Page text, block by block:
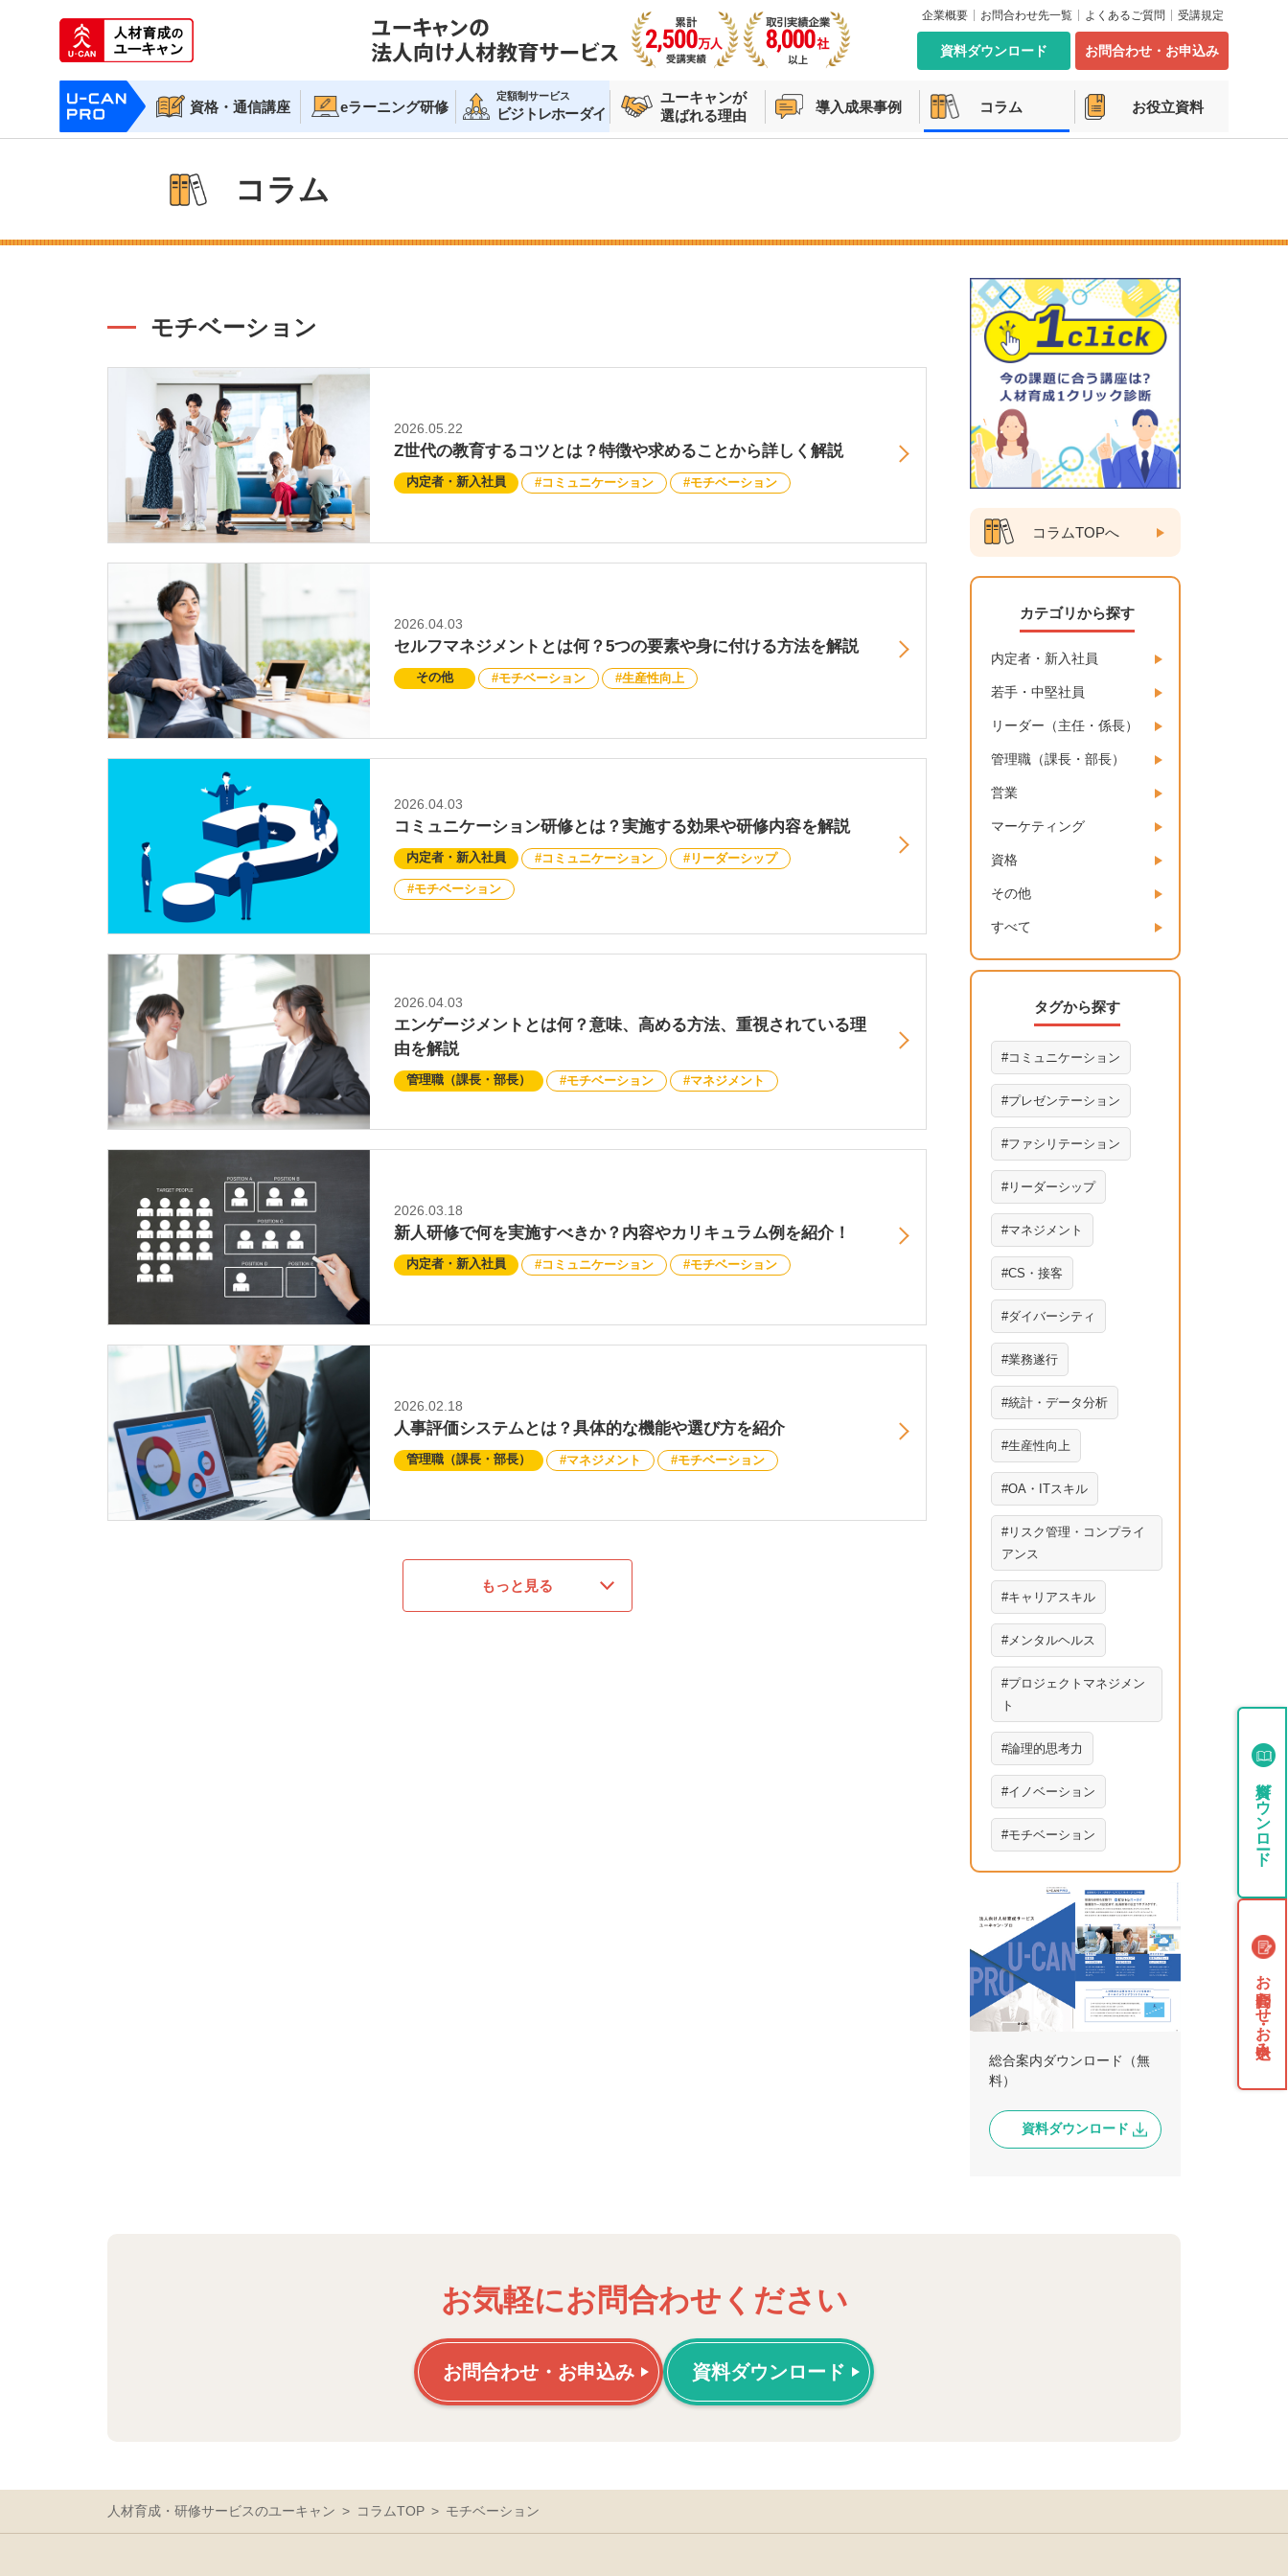
企業概要 お問合わせ先一覧 よくあるご質問 受講規定
資料ダウンロード お問合わせ・お申込み
資格・通信講座 eラーニング研修
定額制サービス
ビジトレホーダイ
ユーキャンが
選ばれる理由
導入成果事例 コラム お役立資料
コラム
モチベーション
2026.05.22
Z世代の教育するコツとは？特徴や求めることから詳しく解説
内定者・新入社員 コミュニケーション モチベーション
2026.04.03
セルフマネジメントとは何？5つの要素や身に付ける方法を解説
その他 モチベーション 生産性向上
2026.04.03
コミュニケーション研修とは？実施する効果や研修内容を解説
内定者・新入社員 コミュニケーション リーダーシップ
モチベーション
2026.04.03
エンゲージメントとは何？意味、高める方法、重視されている理
由を解説
管理職（課長・部長） モチベーション マネジメント
2026.03.18
新人研修で何を実施すべきか？内容やカリキュラム例を紹介！
内定者・新入社員 コミュニケーション モチベーション
2026.02.18
人事評価システムとは？具体的な機能や選び方を紹介
管理職（課長・部長） マネジメント モチベーション
もっと見る
コラムTOPへ
カテゴリから探す
内定者・新入社員
若手・中堅社員
リーダー（主任・係長）
管理職（課長・部長）
営業
マーケティング
資格
その他
すべて
タグから探す
コミュニケーション
プレゼンテーション
ファシリテーション
リーダーシップ
マネジメント
CS・接客
ダイバーシティ
業務遂行
統計・データ分析
生産性向上
OA・ITスキル
リスク管理・コンプライ
アンス
キャリアスキル
メンタルヘルス
プロジェクトマネジメン
ト
論理的思考力
イノベーション
モチベーション
総合案内ダウンロード（無
料）
資料ダウンロード
資料ダウンロード
お問合わせ・お申込み
お気軽にお問合わせください
お問合わせ・お申込み 資料ダウンロード
人材育成・研修サービスのユーキャン コラムTOP モチベーション